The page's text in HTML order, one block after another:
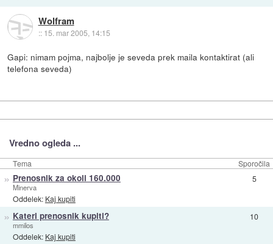
Wolfram
:: 15. mar 2005, 14:15
Gapi: nimam pojma, najbolje je seveda prek maila kontaktirat (ali
telefona seveda)
Vredno ogleda ...
Tema Sporočila
» Prenosnik za okoli 160.000
Minerva
Oddelek: Kaj kupiti
5
» Kateri prenosnik kupiti?
mmilos
Oddelek: Kaj kupiti
10